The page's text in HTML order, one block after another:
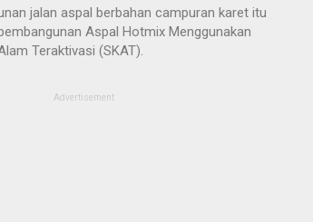
jalan aspal berbahan campuran karet itu
Aspal Hotmix Menggunakan
Teraktivasi (SKAT).
Advertisement